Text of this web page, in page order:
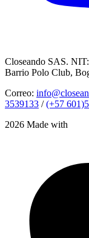
Closeando SAS.
Barrio Polo Club,
Correo:
3539133 /(+57
2026 Made with